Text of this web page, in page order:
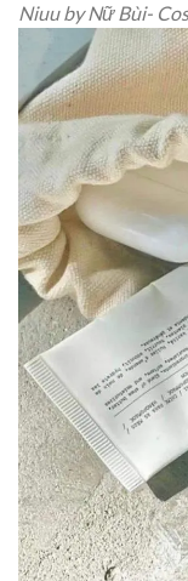
Niuu by Nữ Bùi-